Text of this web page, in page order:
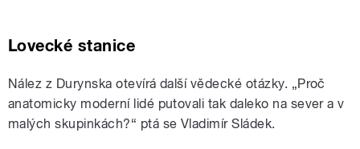
Lovecké stanice
Nález z Durynska otevírá další vědecké otázky. „Proč
anatomicky moderní lidé putovali tak daleko na sever a v
malých skupinkách?“ ptá se Vladimír Sládek.